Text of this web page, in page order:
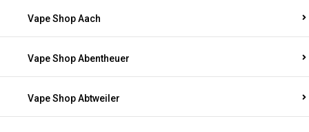
Vape Shop Aach
Vape Shop Abentheuer
Vape Shop Abtweiler